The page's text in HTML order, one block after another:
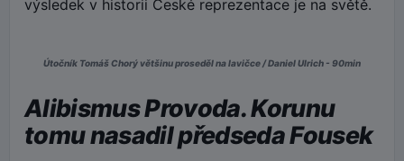
výsledek v historii České reprezentace je na světě.
Útočník Tomáš Chorý většinu proseděl na lavičce / Daniel Ulrich - 90min
Alibismus Provoda. Korunu
tomu nasadil předseda Fousek